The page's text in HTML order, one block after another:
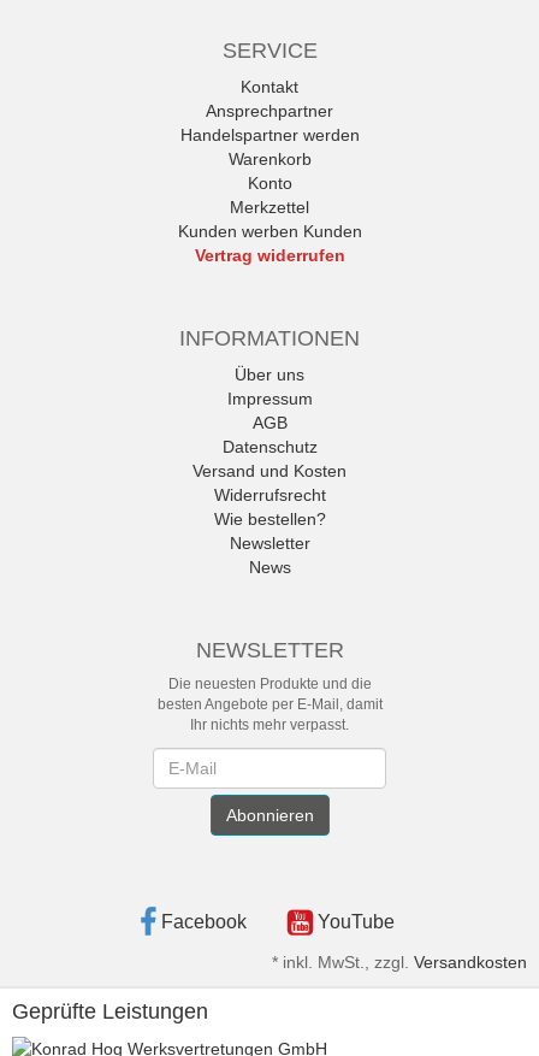
SERVICE
Kontakt
Ansprechpartner
Handelspartner werden
Warenkorb
Konto
Merkzettel
Kunden werben Kunden
Vertrag widerrufen
INFORMATIONEN
Über uns
Impressum
AGB
Datenschutz
Versand und Kosten
Widerrufsrecht
Wie bestellen?
Newsletter
News
NEWSLETTER
Die neuesten Produkte und die
besten Angebote per E-Mail, damit
Ihr nichts mehr verpasst.
Abonnieren
Facebook YouTube
* inkl. MwSt., zzgl. Versandkosten
Geprüfte Leistungen